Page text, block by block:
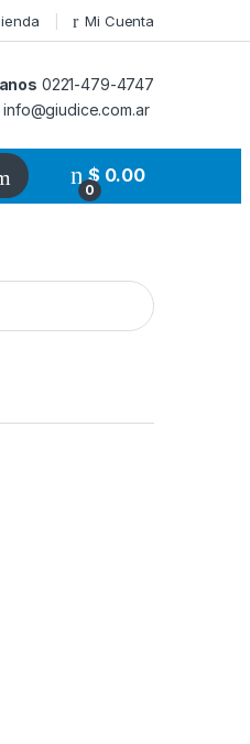
Mi Cuenta
0221-479-4747
info@giudice.com.ar
0
$ 0.00